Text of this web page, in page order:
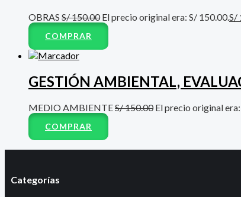
OBRAS S/150.00 El precio original era: S/ 150.00.S/
COMPRAR
GESTIÓN AMBIENTAL,
MEDIO AMBIENTES/150.00 El precio original
COMPRAR
Categorías